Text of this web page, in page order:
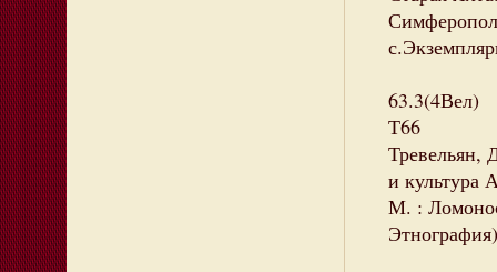
63.3(4Вел)
Т66
Тревельян,
и культура
М. :